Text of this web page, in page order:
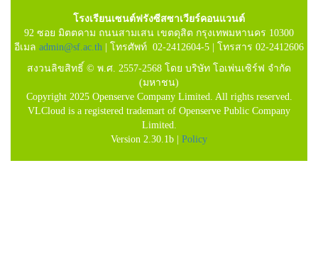
โรงเรียนเซนต์ฟรังซีสซาเวียร์คอนแวนต์
92 ซอย มิตตคาม ถนนสามเสน เขตดุสิต กรุงเทพมหานคร 10300
อีเมล admin@sf.ac.th | โทรศัพท์ 02-2412604-5 | โทรสาร 02-2412606
สงวนลิขสิทธิ์ © พ.ศ. 2557-2568 โดย บริษัท โอเพ่นเซิร์ฟ จำกัด
(มหาชน)
Copyright 2025 Openserve Company Limited. All rights reserved.
VLCloud is a registered trademart of Openserve Public Company
Limited.
Version 2.30.1b | Policy